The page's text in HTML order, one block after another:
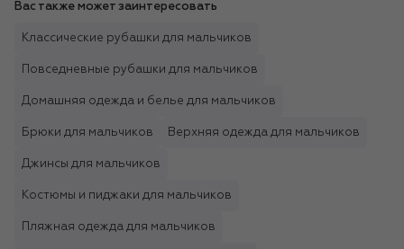
Вас также может заинтересовать
Классические рубашки для мальчиков
Повседневные рубашки для мальчиков
Домашняя одежда и белье для мальчиков
Брюки для мальчиков Верхняя одежда для мальчиков
Джинсы для мальчиков
Костюмы и пиджаки для мальчиков
Пляжная одежда для мальчиков